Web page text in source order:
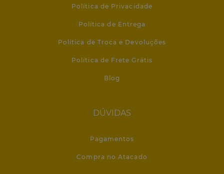
Política de Privacidade
Política de Entrega
Política de Troca e Devoluções
Política de Frete Grátis
Blog
DÚVIDAS
Pagamentos
Compra no Atacado